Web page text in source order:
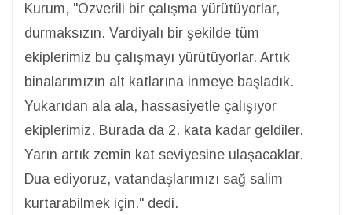
Kurum, "Özverili bir çalışma yürütüyorlar,
durmaksızın. Vardiyalı bir şekilde tüm
ekiplerimiz bu çalışmayı yürütüyorlar. Artık
binalarımızın alt katlarına inmeye başladık.
Yukarıdan ala ala, hassasiyetle çalışıyor
ekiplerimiz. Burada da 2. kata kadar geldiler.
Yarın artık zemin kat seviyesine ulaşacaklar.
Dua ediyoruz, vatandaşlarımızı sağ salim
kurtarabilmek için." dedi.